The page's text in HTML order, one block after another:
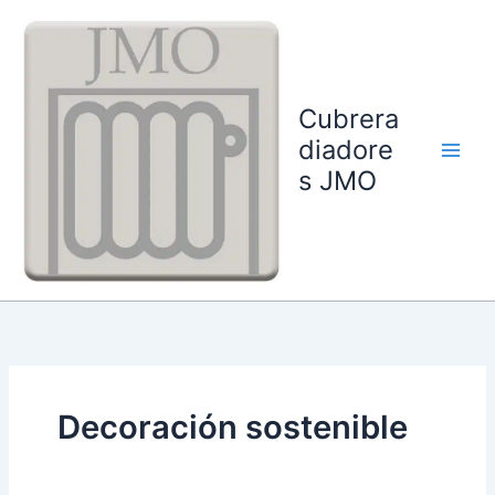
Cubrera
diadore
s JMO
Decoración sostenible